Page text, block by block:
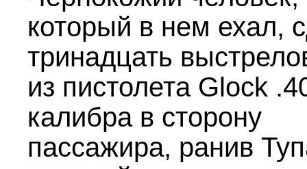
который в нем ехал,
тринадцать
из пистолета Glock
калибра в сторону
пассажира, ранив